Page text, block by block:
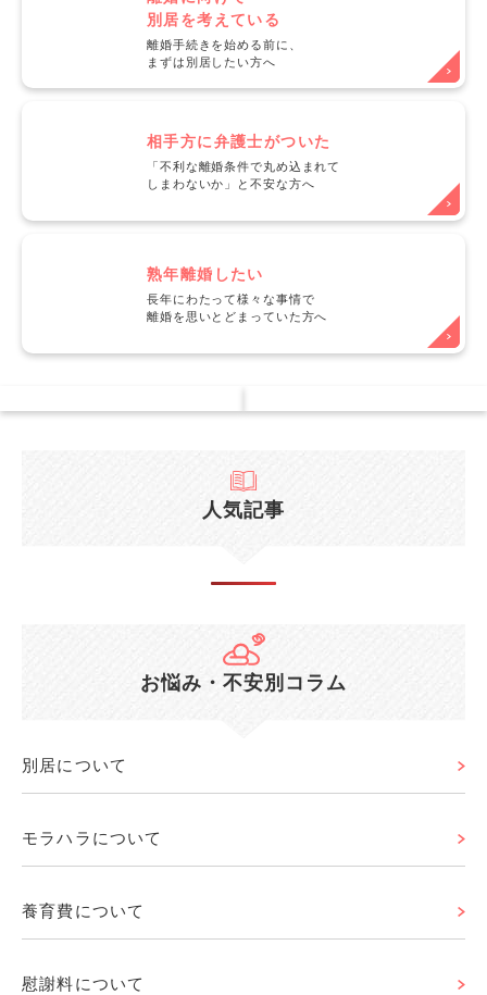
別居を考えている
離婚手続きを始める前に、
まずは別居したい方へ
相手方に弁護士がついた
「不利な離婚条件で丸め込まれて
しまわないか」と不安な方へ
熟年離婚したい
長年にわたって様々な事情で
離婚を思いとどまっていた方へ
人気記事
お悩み・不安別コラム
別居について
モラハラについて
養育費について
慰謝料について